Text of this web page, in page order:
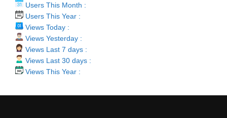
Users This Month :
Users This Year :
Views Today :
Views Yesterday :
Views Last 7 days :
Views Last 30 days :
Views This Year :